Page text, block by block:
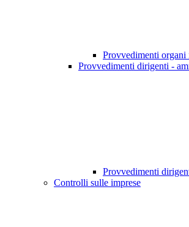
Provvedimenti
Provvedimenti dirigenti -
Provvedimenti
Controlli sulle imprese